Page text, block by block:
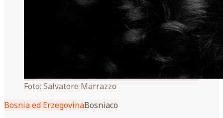
Foto: Salvatore Marrazzo
Bosnia ed ErzegovinaBosniaco